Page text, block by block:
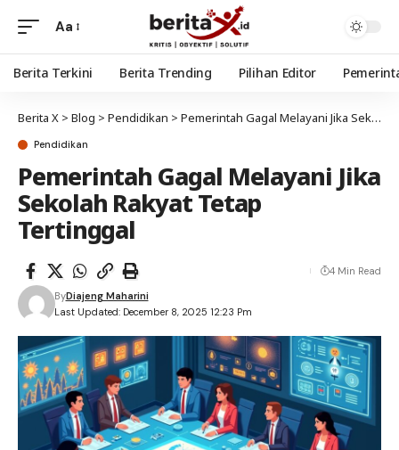
Aa
Berita Terkini Berita Trending Pilihan Editor
Berita X > Blog > Pendidikan > Pemerintah Gagal Melayani Jika Sekolah Rakyat Tetap Tertinggal
Pendidikan
Pemerintah Gagal Melayani Jika
Sekolah Rakyat Tetap
Tertinggal
Last Updated: December 8, 2025 12:23 Pm
ByDiajeng Maharini
4 Min Read